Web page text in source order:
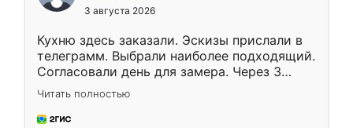
3 августа 2026
Кухню здесь заказали. Эскизы прислали в
телеграмм. Выбрали наиболее подходящий.
Согласовали день для замера. Через 3
недели кухня была уже готова. Остались
довольны работой. Спасибо Ренессанс
мебель за качественную работу!
Читать полностью